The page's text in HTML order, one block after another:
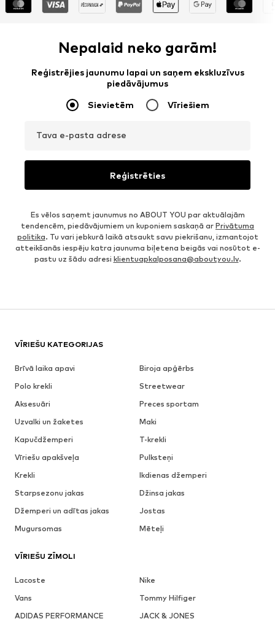
Nepalaid neko garām!
Reģistrējies jaunumu lapai un saņem ekskluzīvus
piedāvājumus
Sievietēm Vīriešiem
Tava e-pasta adrese
Reģistrēties
Es vēlos saņemt jaunumus no ABOUT YOU par aktuālajām
tendencēm, piedāvājumiem un kuponiem saskaņā ar Privātuma
politika. Tu vari jebkurā laikā atsaukt savu piekrišanu, izmantojot
atteikšanās iespēju katra jaunuma biļetena beigās vai nosūtot e-
pastu uz šādu adresi klientuapkalposana@aboutyou.lv.
VĪRIEŠU KATEGORIJAS
Brīvā laika apavi
Biroja apģērbs
Polo krekli
Streetwear
Aksesuāri
Preces sportam
Uzvalki un žaketes
Maki
Kapučdžemperi
T-krekli
Vīriešu apakšveļa
Pulksteņi
Krekli
Ikdienas džemperi
Starpsezonu jakas
Džinsa jakas
Džemperi un adītas jakas
Jostas
Mugursomas
Mēteļi
VĪRIEŠU ZĪMOLI
Lacoste
Nike
Vans
Tommy Hilfiger
ADIDAS PERFORMANCE
JACK & JONES